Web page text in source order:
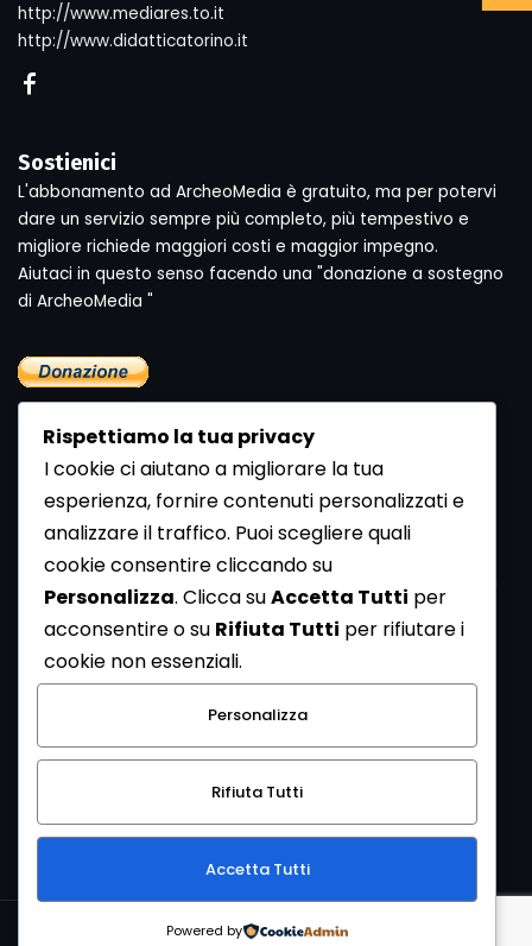
http://www.mediares.to.it
http://www.didatticatorino.it
Sostienici
L'abbonamento ad ArcheoMedia è gratuito, ma per potervi
dare un servizio sempre più completo, più tempestivo e
migliore richiede maggiori costi e maggior impegno.
Aiutaci in questo senso facendo una "donazione a sostegno
di ArcheoMedia "
Newsletter
Se vuoi ricevere la Rivista gratuita di archeologia realizzata
dalla Redazione di ArcheoMedia iscriviti alla nostra
Newsletter [Clicca Qui]
Con l'invio del messaggio l'utente dichiara di aver letto
l’informativa sulla privacy e di acconsentire al trattamento
dei propri dati personali.
Copyright © 1999-2026Mediares S.c.PI 07341730013 - [
Rispettiamo la tua privacy
I cookie ci aiutano a migliorare la tua
esperienza, fornire contenuti personalizzati e
analizzare il traffico. Puoi scegliere quali
cookie consentire cliccando su
Personalizza. Clicca suAccetta Tutti per
acconsentire o su Rifiuta Tutti per rifiutare i
cookie non essenziali.
Personalizza
Rifiuta Tutti
Accetta Tutti
Powered by